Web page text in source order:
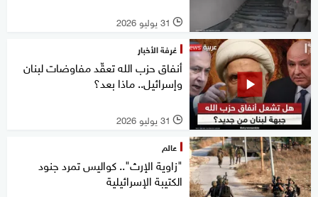
l 31 يوليو 2026
غرفة الأخبار
أنفاق حزب الله تعقّد مفاوضات لبنان
وإسرائيل.. ماذا بعد؟
l 31 يوليو 2026
عالم
"زاوية الإرث".. كواليس تمرد جنود
الكتيبة الإسرائيلية